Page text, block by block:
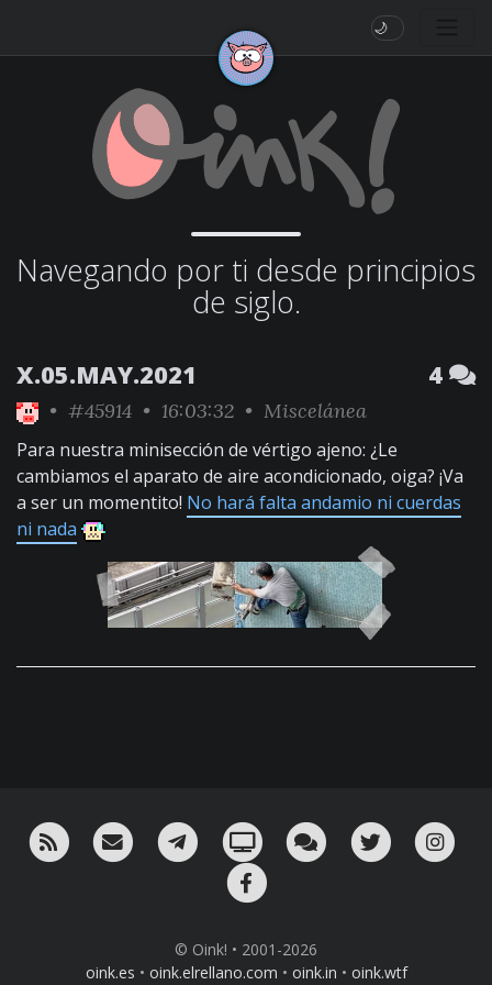
🌙
Navegando por ti desde principios
de siglo.
X.05.MAY.2021 4
• #45914 • 16:03:32 • Miscelánea
Para nuestra minisección de vértigo ajeno: ¿Le
cambiamos el aparato de aire acondicionado, oiga? ¡Va
a ser un momentito! No hará falta andamio ni cuerdas
ni nada
RSS ¡Mándame un email!¡Nuestro canal en Telegram!
Oink! TV Charla con nosotros
Twitter
© Oink! • 2001-2026
oink.es • oink.elrellano.com • oink.in • oink.wtf